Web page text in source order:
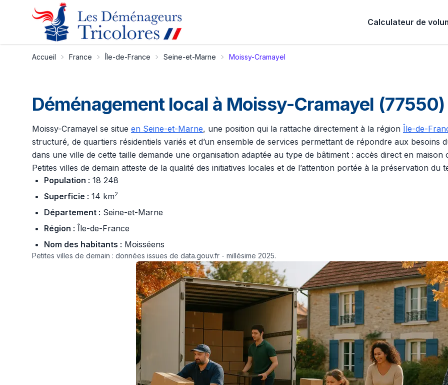
Calculateur de
Accueil France Île-de-France Seine-et-Marne Moissy-Cramayel
Déménagement local à Moissy-Cramayel
Moissy-Cramayel se situe en Seine-et-Marne, une position qui la rattache directement à la région Île-de-
structuré, de quartiers résidentiels variés et d’un ensemble de services permettant de répondre aux besoins
dans une ville de cette taille demande une organisation adaptée au type de bâtiment : accès direct en
Petites villes de demain atteste de la qualité des initiatives locales et de l’attention portée à la préservation du
Population : 18 248
Superficie : 14 km2
Département : Seine-et-Marne
Région : Île-de-France
Nom des habitants : Moisséens
Petites villes de demain : données issues de data.gouv.fr - millésime 2025.